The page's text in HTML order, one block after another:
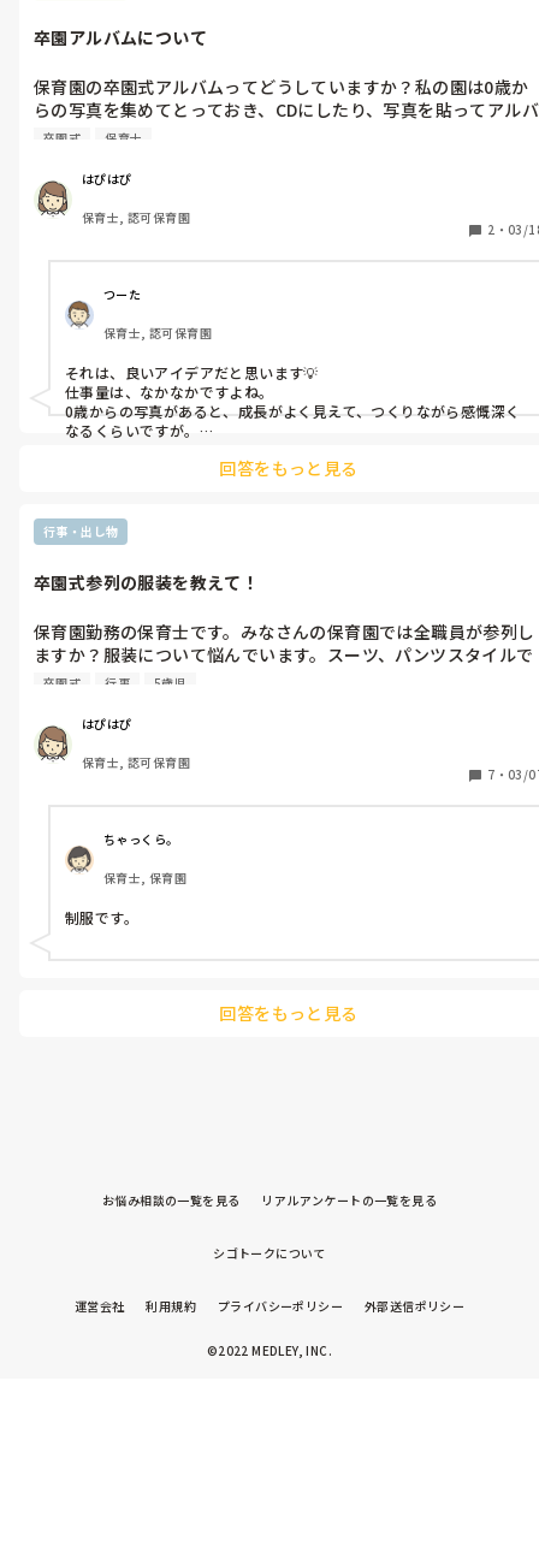
子どもたちが無理なく進級・卒園を迎えられるよう、こうした工夫
卒園アルバムについて
保育園の卒園式アルバムってどうしていますか？私の園は0歳か
らの写真を集めてとっておき、CDにしたり、写真を貼ってアルバ
ムを作ったりと、とても仕事量が多いです。保護者には喜ばれま
卒園式 保育士
はぴはぴ
保育士, 認可保育園
2 ・ 03/
つーた
保育士, 認可保育園
それは、良いアイデアだと思います💡
仕事量は、なかなかですよね。
0歳からの写真があると、成長がよく見えて、つくりながら感慨深く
なるくらいですが。
個々につくっていたこともありましたが、最近だと、夢フォトとか
で、割とやりやすかったように感じています。
もたちがそれぞれ同じくらい写真があるようにするから、そこは変
アルバムは、その時の担任や園のオリジナリティがあっていいです
よね♪
回答をもっと見る
行事・出し物
卒園式参列の服装を教えて！
保育園勤務の保育士です。みなさんの保育園では全職員が参列し
ますか？服装について悩んでいます。スーツ、パンツスタイルで
考えているのですが、良いメーカー、ブランドなどありますか？
ルが多かった印象ですが、最近はどうですか？
卒園式 行事 5歳児
はぴはぴ
保育士, 認可保育園
7 ・ 03/
ちゃっくら。
保育士, 保育園
制服です。
回答をもっと見る
お悩み相談の一覧を見る リアルアンケートの一覧を見る
シゴトークについて
運営会社 利用規約 プライバシーポリシー 外部送信ポリシー
©2022 MEDLEY, INC.